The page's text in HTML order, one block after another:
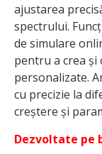
ajustarea
spectrului.
de simulare
pentru a crea
personalizate.
cu precizie la
creștere și
Dezvoltate pe